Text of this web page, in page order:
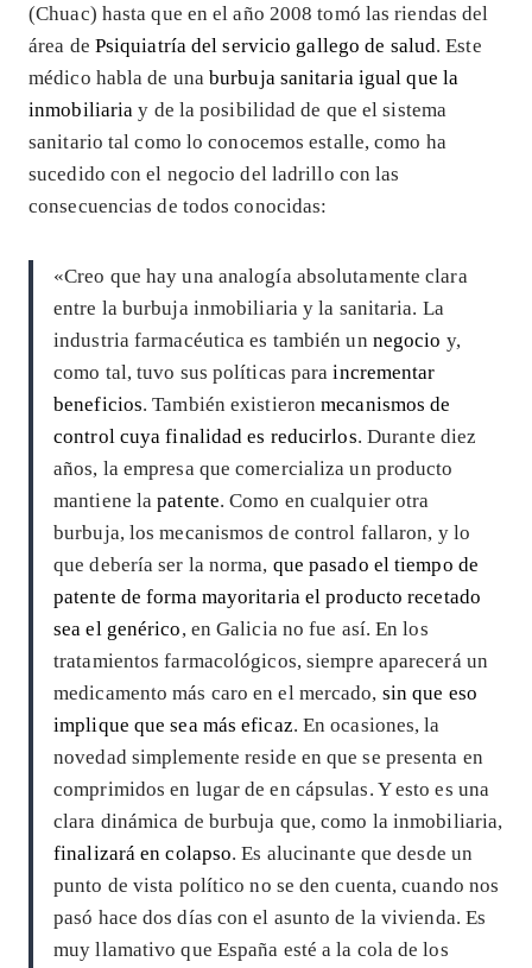
(Chuac) hasta que en el año 2008 tomó las riendas del
área de Psiquiatría del servicio gallego de salud. Este
médico habla de unaburbuja sanitaria igual que la
inmobiliariay de la posibilidad de que el sistema
sanitario tal como lo conocemos estalle, como ha
sucedido con el negocio del ladrillo con las
consecuencias de todos conocidas:
«Creo que hay una analogía absolutamente clara
entre la burbuja inmobiliaria y la sanitaria. La
industria farmacéutica es también un negocio y,
como tal, tuvo sus políticas paraincrementar
beneficios. También existieronmecanismos de
control cuya finalidad es reducirlos. Durante diez
años, la empresa que comercializa un producto
mantiene lapatente. Como en cualquier otra
burbuja, los mecanismos de control fallaron, y lo
que debería ser la norma, que pasado el tiempo de
patente de forma mayoritaria el producto recetado
sea el genérico, en Galicia no fue así. En los
tratamientos farmacológicos, siempre aparecerá un
medicamento más caro en el mercado, sin que eso
implique que sea más eficaz. En ocasiones, la
novedad simplemente reside en que se presenta en
comprimidos en lugar de en cápsulas. Y esto es una
clara dinámica de burbuja que, como la inmobiliaria,
finalizará en colapso. Es alucinante que desde un
punto de vista político no se den cuenta, cuando nos
pasó hace dos días con el asunto de la vivienda. Es
muy llamativo que España esté a la cola de los